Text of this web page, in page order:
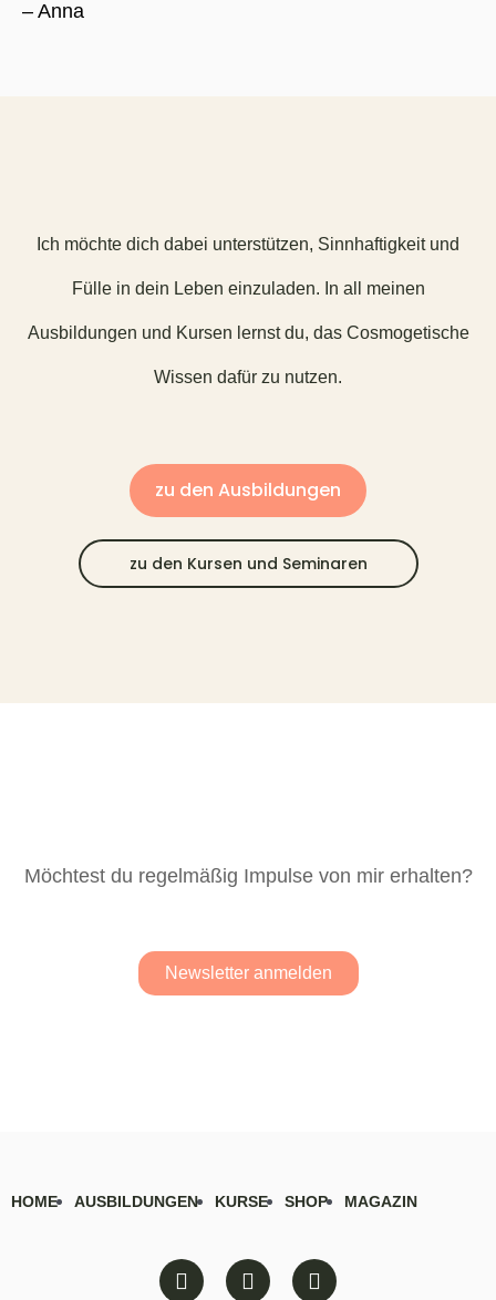
– Anna
Ich möchte dich dabei unterstützen, Sinnhaftigkeit und
Fülle in dein Leben einzuladen. In all meinen
Ausbildungen und Kursen lernst du, das Cosmogetische
Wissen dafür zu nutzen.
zu den Ausbildungen
zu den Kursen und Seminaren
Möchtest du regelmäßig Impulse von mir erhalten?
Newsletter anmelden
HOME AUSBILDUNGEN KURSE SHOP MAGAZIN